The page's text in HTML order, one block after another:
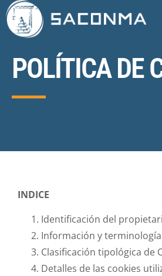
POLÍTICA DE
INDICE
Identificación del
Información y terminología
Clasificación tipológica de
Detalles de las cookies